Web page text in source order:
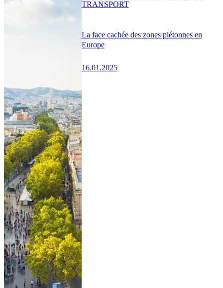
La face cachée des zones piétonnes en
Europe
16.01.2025
TRANSPORT